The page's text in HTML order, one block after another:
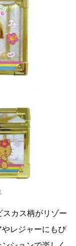
カス柄がリゾー
レジャーにもぴ